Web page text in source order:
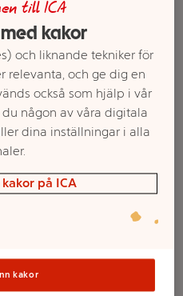
mellan butikerna
till ICA
kakor
och liknande tekniker för
relevanta, och ge dig en
också som hjälp i vår
du någon av våra digitala
dina inställningar i alla
på ICA
kakor